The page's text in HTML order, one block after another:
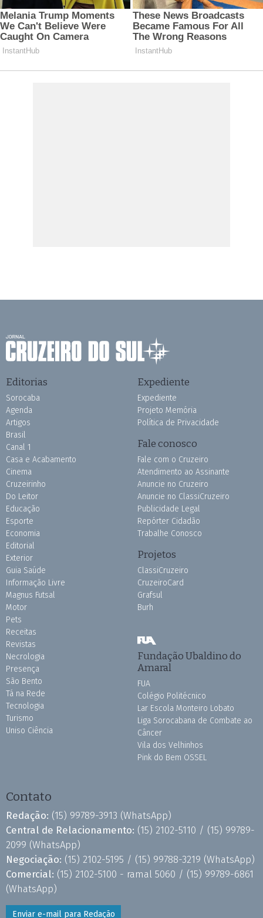
Editorias
Sorocaba
Agenda
Artigos
Brasil
Canal 1
Casa e Acabamento
Cinema
Cruzeirinho
Do Leitor
Educação
Esporte
Economia
Editorial
Exterior
Guia Saúde
Informação Livre
Magnus Futsal
Motor
Pets
Receitas
Revistas
Necrologia
Presença
São Bento
Tá na Rede
Tecnologia
Turismo
Uniso Ciência
Expediente
Expediente
Projeto Memória
Política de Privacidade
Fale conosco
Fale com o Cruzeiro
Atendimento ao Assinante
Anuncie no Cruzeiro
Anuncie no ClassiCruzeiro
Publicidade Legal
Repórter Cidadão
Trabalhe Conosco
Projetos
ClassiCruzeiro
CruzeiroCard
Grafsul
Burh
Fundação Ubaldino do
Amaral
FUA
Colégio Politécnico
Lar Escola Monteiro Lobato
Liga Sorocabana de Combate ao
Câncer
Vila dos Velhinhos
Pink do Bem OSSEL
Contato
Redação: (15) 99789-3913 (WhatsApp)
Central de Relacionamento: (15) 2102-5110 / (15) 99789-
2099 (WhatsApp)
Negociação: (15) 2102-5195 / (15) 99788-3219 (WhatsApp)
Comercial: (15) 2102-5100 - ramal 5060 / (15) 99789-6861
(WhatsApp)
Enviar e-mail para Redação